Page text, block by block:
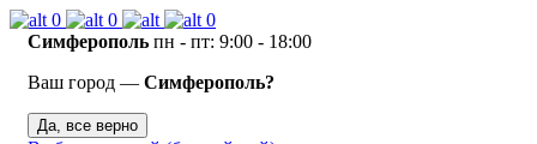
0 0
0
Симферополь пн - пт: 9:00 - 18:00
Ваш город — Симферополь?
Да, все верно